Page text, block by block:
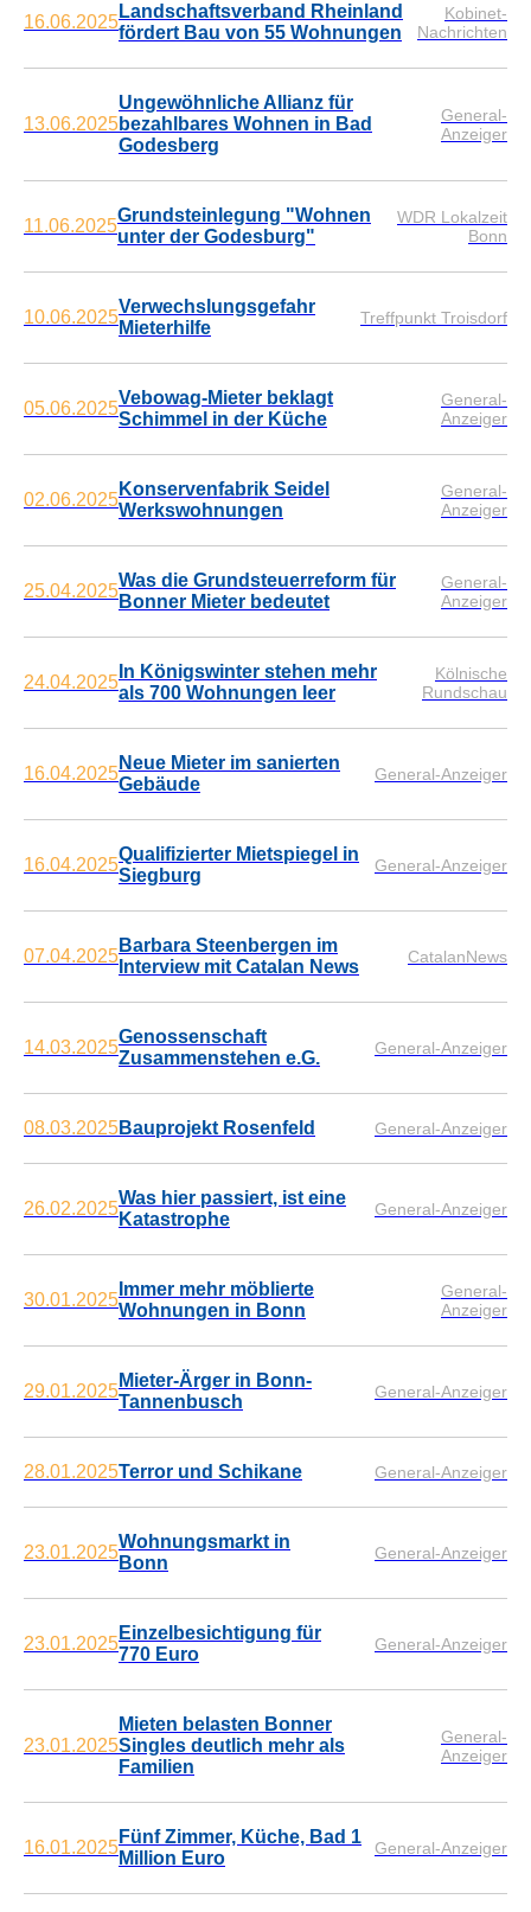
16.06.2025
Landschaftsverband Rheinland
fördert Bau von 55 Wohnungen
Kobinet-
Nachrichten
13.06.2025
Ungewöhnliche Allianz für
bezahlbares Wohnen in Bad
Godesberg
General-
Anzeiger
11.06.2025
Grundsteinlegung "Wohnen
unter der Godesburg"
WDR Lokalzeit
Bonn
10.06.2025
Verwechslungsgefahr
Mieterhilfe
Treffpunkt Troisdorf
05.06.2025
Vebowag-Mieter beklagt
Schimmel in der Küche
General-
Anzeiger
02.06.2025
Konservenfabrik Seidel
Werkswohnungen
General-
Anzeiger
25.04.2025
Was die Grundsteuerreform für
Bonner Mieter bedeutet
General-
Anzeiger
24.04.2025
In Königswinter stehen mehr
als 700 Wohnungen leer
Kölnische
Rundschau
16.04.2025
Neue Mieter im sanierten
Gebäude
General-Anzeiger
16.04.2025
Qualifizierter Mietspiegel in
Siegburg
General-Anzeiger
07.04.2025
Barbara Steenbergen im
Interview mit Catalan News
CatalanNews
14.03.2025
Genossenschaft
Zusammenstehen e.G.
General-Anzeiger
08.03.2025Bauprojekt Rosenfeld General-Anzeiger
26.02.2025
Was hier passiert, ist eine
Katastrophe
General-Anzeiger
30.01.2025
Immer mehr möblierte
Wohnungen in Bonn
General-
Anzeiger
29.01.2025
Mieter-Ärger in Bonn-
Tannenbusch
General-Anzeiger
28.01.2025Terror und Schikane General-Anzeiger
23.01.2025
Wohnungsmarkt in
Bonn
General-Anzeiger
23.01.2025
Einzelbesichtigung für
770 Euro
General-Anzeiger
23.01.2025
Mieten belasten Bonner
Singles deutlich mehr als
Familien
General-
Anzeiger
16.01.2025
Fünf Zimmer, Küche, Bad 1
Million Euro
General-Anzeiger